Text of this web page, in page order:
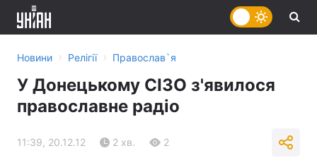
Новини › Релігії › Православ`я
У Донецькому СІЗО з'явилося
православне радіо
11:39, 20.12.12 2 хв. 2